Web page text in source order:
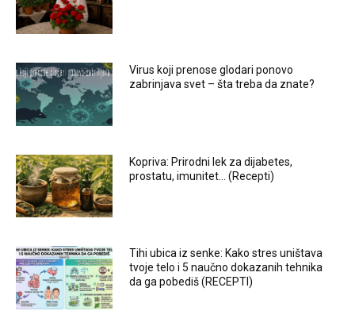
Virus koji prenose glodari ponovo
zabrinjava svet – šta treba da znate?
Kopriva: Prirodni lek za dijabetes,
prostatu, imunitet… (Recepti)
Tihi ubica iz senke: Kako stres uništava
tvoje telo i 5 naučno dokazanih tehnika
da ga pobediš (RECEPTI)